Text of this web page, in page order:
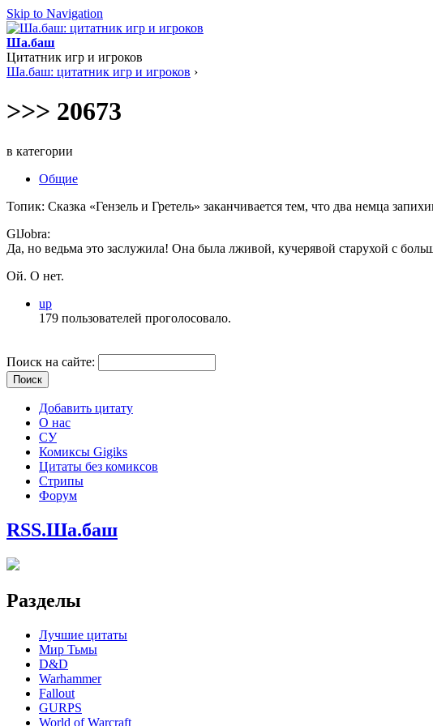
Skip to Navigation
Ша.баш
Цитатник игр и игроков
Ша.баш: цитатник игр и игроков ›
>>> 20673
в категории
Общие
Топик: Сказка «Гензель и Гретель» заканчивается тем, что два немца
GlJobra:
Да, но ведьма это заслужила! Она была лживой, кучерявой старухой с
Ой. О нет.
up
179 пользователей проголосовало.
Поиск на сайте:
Добавить цитату
О нас
СУ
Комиксы Gigiks
Цитаты без комиксов
Стрипы
Форум
RSS.Ша.баш
Разделы
Лучшие цитаты
Мир Тьмы
D&D
Warhammer
Fallout
GURPS
World of Warcraft